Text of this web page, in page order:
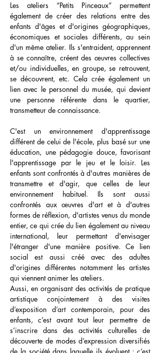
Les ateliers “Petits Pinceaux” permettent
également de créer des relations entre des
enfants d'âges et d'origines géographiques,
économiques et sociales différents, au sein
d'un même atelier. Ils s'entraident, apprennent
à se connaître, créent des œuvres collectives
et/ou individuelles, en groupe, se retrouvent,
se découvrent, etc. Cela crée également un
lien avec le personnel du musée, qui devient
une personne référente dans le quartier,
transmetteur de connaissance.
C'est un environnement d'apprentissage
différent de celui de l'école, plus basé sur une
éducation, une pédagogie douce, favorisant
l'apprentissage par le jeu et le loisir. Les
enfants sont confrontés à d'autres manières de
transmettre et d'agir, que celles de leur
environnement habituel. Ils sont aussi
confrontés aux œuvres d'art et à d'autres
formes de réflexion, d'artistes venus du monde
entier, ce qui crée du lien également au niveau
international, leur permettant d'envisager
l'étranger d'une manière positive. Ce lien
social est aussi créé avec des adultes
d'origines différentes notamment les artistes
qui viennent animer les ateliers.
Aussi, en organisant des activités de pratique
artistique conjointement à des visites
d’exposition d’art contemporain, pour des
enfants, c’est avant tout leur permettre de
s’inscrire dans des activités culturelles de
découverte de modes d’expression diversifiés